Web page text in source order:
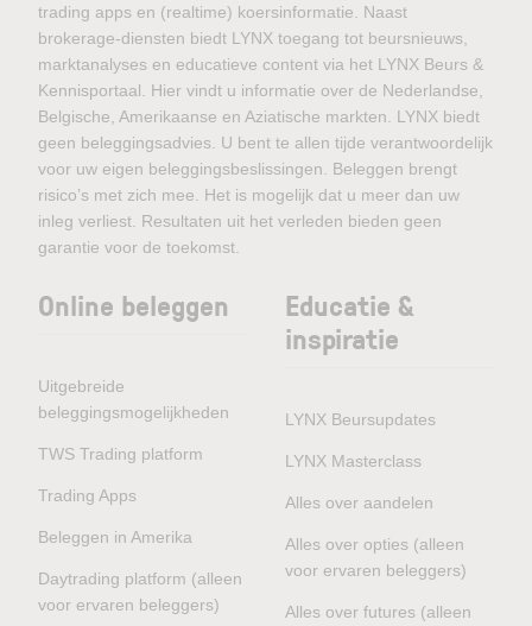
trading apps en (realtime) koersinformatie. Naast
brokerage-diensten biedt LYNX toegang tot beursnieuws,
marktanalyses en educatieve content via het LYNX Beurs &
Kennisportaal. Hier vindt u informatie over de Nederlandse,
Belgische, Amerikaanse en Aziatische markten. LYNX biedt
geen beleggingsadvies. U bent te allen tijde verantwoordelijk
voor uw eigen beleggingsbeslissingen. Beleggen brengt
risico’s met zich mee. Het is mogelijk dat u meer dan uw
inleg verliest. Resultaten uit het verleden bieden geen
garantie voor de toekomst.
Online beleggen
Uitgebreide
beleggingsmogelijkheden
TWS Trading platform
Trading Apps
Beleggen in Amerika
Daytrading platform (alleen
voor ervaren beleggers)
Educatie &
inspiratie
LYNX Beursupdates
LYNX Masterclass
Alles over aandelen
Alles over opties (alleen
voor ervaren beleggers)
Alles over futures (alleen